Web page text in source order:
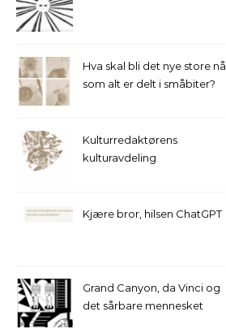
Hva skal bli det nye store nå
som alt er delt i småbiter?
Kulturredaktørens
kulturavdeling
Kjære bror, hilsen ChatGPT
Grand Canyon, da Vinci og
det sårbare mennesket